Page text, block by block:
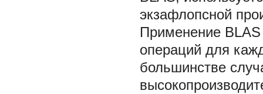
экзафлопсной
Применение
операций для
большинстве